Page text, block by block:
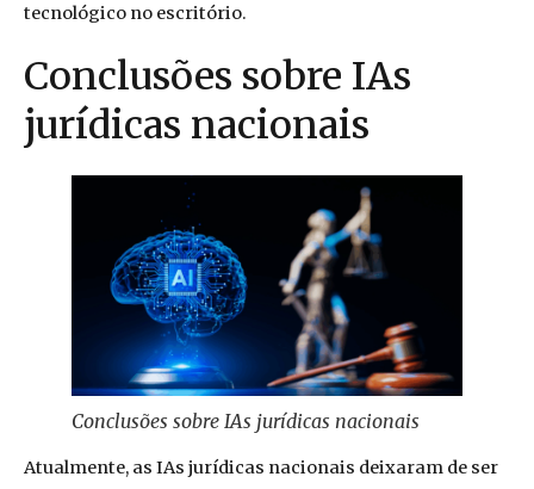
tecnológico no escritório.
Conclusões sobre IAs
jurídicas nacionais
Conclusões sobre IAs jurídicas nacionais
Atualmente, as IAs jurídicas nacionais deixaram de ser